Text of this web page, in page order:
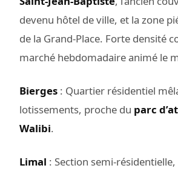
devenu hôtel de ville, et la zone
de la Grand-Place. Forte densité
marché hebdomadaire animé le
Bierges : Quartier résidentiel
lotissements, proche du parc
Walibi.
Limal : Section semi-